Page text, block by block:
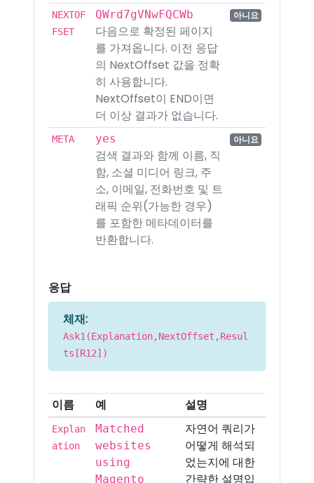
NEXTOF
FSET
QWrd7gVNwFQCWb
다음으로 확정된 페이지
를 가져옵니다. 이전 응답
의 NextOffset 값을 정확
히 사용합니다.
NextOffset이 END이면
더 이상 결과가 없습니다.
아니요
META yes
검색 결과와 함께 이름, 직
함, 소셜 미디어 링크, 주
소, 이메일, 전화번호 및 트
래픽 순위(가능한 경우)
를 포함한 메타데이터를
반환합니다.
아니요
응답
체재:
Ask1(Explanation,NextOffset,Resul
ts[R12])
이름 예 설명
Explan
ation
Matched
websites
using
Magento
자연어 쿼리가
어떻게 해석되
었는지에 대한
간략한 설명입